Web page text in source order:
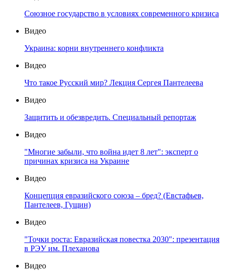
Союзное государство в условиях современного кризиса
Видео
Украина: корни внутреннего конфликта
Видео
Что такое Русский мир? Лекция Сергея Пантелеева
Видео
Защитить и обезвредить. Специальный репортаж
Видео
"Многие забыли, что война идет 8 лет": эксперт о
причинах кризиса на Украине
Видео
Концепция евразийского союза – бред? (Евстафьев,
Пантелеев, Гущин)
Видео
"Точки роста: Евразийская повестка 2030": презентация
в РЭУ им. Плеханова
Видео